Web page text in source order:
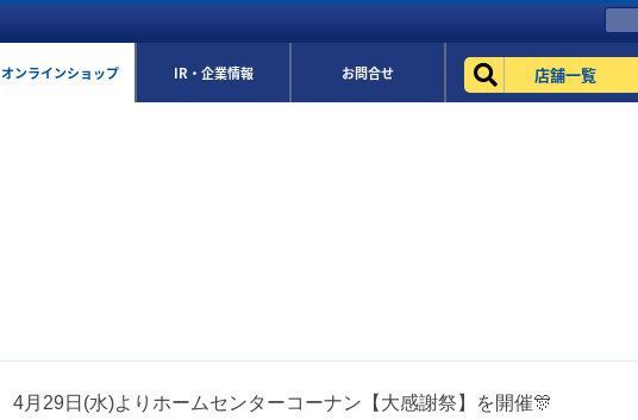
オンラインショップ IR・企業情報 お問合せ 店舗一覧
4月29日(水)よりホームセンターコーナン【大感謝祭】を開催🎊